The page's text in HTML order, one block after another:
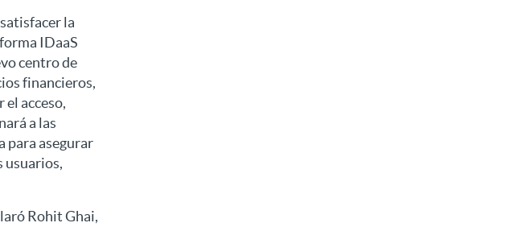
la
IDaaS
centro de
financieros,
acceso,
a las
para asegurar
usuarios,
Rohit Ghai,